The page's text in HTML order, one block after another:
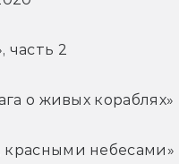
часть 2
о живых кораблях»
небесами»